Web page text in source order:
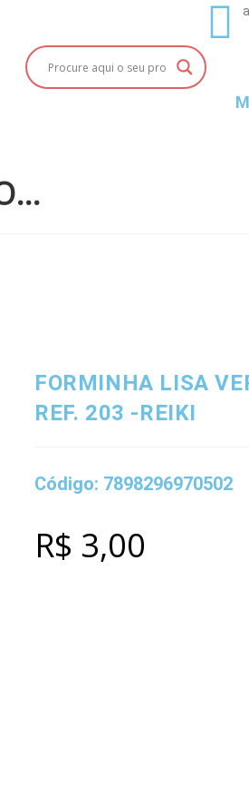
FORMINHA LISA
REF. 203 -REIKI
Código: 7898296970502
R$ 3,00